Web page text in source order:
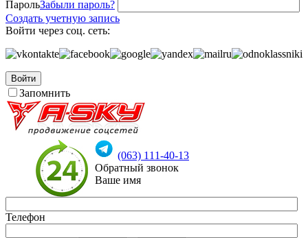
ПарольЗабыли пароль?
Создать учетную запись
Войти через соц. сеть:
Войти
Запомнить
(063) 111-40-13
Обратный звонок
Ваше имя
Телефон